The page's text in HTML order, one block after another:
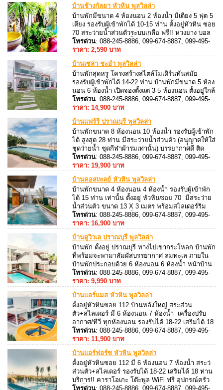
บ้านช้างกัลยา หัวหิน พูลวิลล่า
บ้านพักมีขนาด 4 ห้องนอน 2 ห้องน้ำ มีเตียง 5 ฟุต 5
เตียง รองรับผู้เข้าพักได้ 10-15 ท่าน ตั้งอยู่หัวหิน ซอย
70 สระว่ายน้ำส่วนตัวระบบเกลือ ฟรี!! ห่วงยาง บอล
พร้อมของเล่นในสระน้ำ สิ่งอำนวยความสะดวกครบ
ครัน
โทรด่วน: 088-245-8886, 099-674-8887, 099-495-
8887, 088-245-8887
ราคา: 2,590 บาท
บ้านเซล่า ชะอำ พูลวิลล่า
บ้านพักสุดหรู โครงสร้างสไตล์โมเดิร์นทันสมัย
รองรับผู้เข้าพักได้ 14-22 ท่าน บ้านพักมีขนาด 5 ห้อง
นอน 6 ห้องน้ำ เปิดจองตั้งแต่ 3-5 ห้องนอน ตั้งอยู่ใกล้
อีโก้แคมป์ รีสอร์ท
โทรด่วน: 088-245-8886, 099-674-8887, 099-495-
8887, 088-245-8887
ราคา: 14,900 บาท
บ้านแฟร์รี่ ปราณบุรี พูลวิลล่า
บ้านพักขนาด 8 ห้องนอน 10 ห้องน้ำ รองรับผู้เข้าพัก
ได้ สูงสุด 28 ท่าน มีสระว่ายน้ำส่วนตัว (อนุุญาตให้ใส่
ชุดว่ายน้ำ ชุดกีฬาผ้าร่มเท่านั้น) บรรยากาศดี ติด
ทะเล เพลิดเพลิน ไปกับเสียงเพลงด้วยชุด คาราโอเกะ
และไฟเธค
โทรด่วน: 088-245-8886, 099-674-8887, 099-495-
8887, 088-245-8887
ราคา: 19,900 บาท
บ้านคอสเพลย์ หัวหิน พูลวิลล่า
บ้านพักขนาด 4 ห้องนอน 4 ห้องน้ำ รองรับผู้เข้าพัก
ได้ 15 ท่าน เท่านั้น ตั้งอยู่ หัวหินซอย 70 มีสระว่าย
น้ำส่วนตัว ขนาด 13 X 3 เมตร พร้อมสไลเดอร์ริม
สระมีจุดเด่นตรงม่านน้ำตก บนสระว่ายน้ำ บ้านพัก
ที่มาพร้อมกับ โต๊ะพูลแบบ 3 IN 1
โทรด่วน: 088-245-8886, 099-674-8887, 099-495-
8887, 088-245-8887
ราคา: 16,900 บาท
บ้านดูวิวเล ปราณบุรี พูลวิลล่า
บ้านพัก ตั้งอยู่ ปราณบุรี ทางไปเขากระโหลก บ้านพัก
ที่พร้อมจะพามาสัมผัสบรรยากาศ ลมทะเล ภายใน
บ้านพักประกอบด้วย 6 ห้องนอน 6 ห้องน้ำ หน้าบ้าน
หันออกหน้าทะเลข้ามถนนไปเป็นทะเลมีสระว่ายน้ำ
ส่วนตัว 3X6 เมตร รองรับผู้เข้าพัก ได้ 15 ท่าน
โทรด่วน: 088-245-8886, 099-674-8887, 099-495-
8887, 088-245-8887
ราคา: 9,990 บาท
บ้านแอร์แมส หัวหิน พูลวิลล่า
ตั้งอยู่หัวหินซอย 112 บ้านหลังใหญ่ สระส่วน
ตัว+สไลเดอร์ มี 6 ห้องนอน 7 ห้องน้ำ เครื่องปรับ
อากาศ/ทีวี ทุกห้องนอน รองรับได้ 18-22 เสริมได้ 18
ท่าน สามารถประกอบอาหารได้ มีอุปกรณ์ครัวครบ
โทรด่วน: 088-245-8886, 099-674-8887, 099-495-
8887, 088-245-8887
ราคา: 11,900 บาท
บ้านแอร์ฟอร์ซ หัวหิน พูลวิลล่า
ตั้งอยู่หัวหินซอย 112 มี 6 ห้องนอน 7 ห้องน้ำ สระว่
ส่วนตัว+สไลเดอร์ รองรับได้ 18-22 เสริมได้ 18 ท่าน
บริการ!! คาราโอเกะ โต๊ะพูล WiFi ฟรี อุปกรณ์ครัว
เตาปิ้งย่างครบ
โทรด่วน: 088-245-8886, 099-674-8887, 099-495-